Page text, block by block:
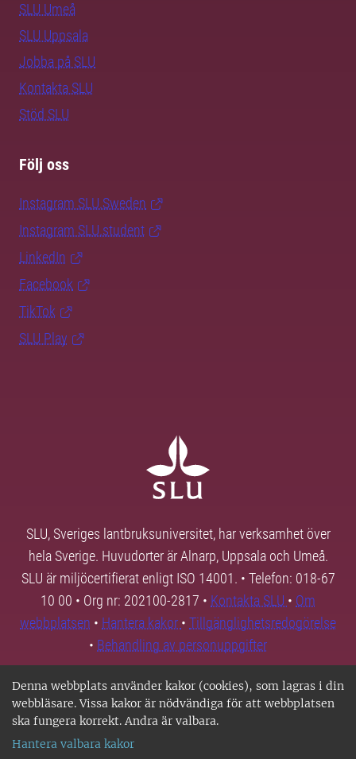
Denna webbplats använder kakor (cookies), som lagras i din
webbläsare. Vissa kakor är nödvändiga för att webbplatsen
ska fungera korrekt. Andra är valbara.
Hantera valbara kakor
SLU Umeå
SLU Uppsala
Jobba på SLU
Kontakta SLU
Stöd SLU
Följ oss
Instagram SLU.Sweden
Instagram SLU.student
LinkedIn
Facebook
TikTok
SLU Play
SLU, Sveriges lantbruksuniversitet, har verksamhet över
hela Sverige. Huvudorter är Alnarp, Uppsala och Umeå.
SLU är miljöcertifierat enligt ISO 14001. • Telefon: 018-67
10 00 • Org nr: 202100-2817 • Kontakta SLU • Om
webbplatsen • Hantera kakor • Tillgänglighetsredogörelse
• Behandling av personuppgifter